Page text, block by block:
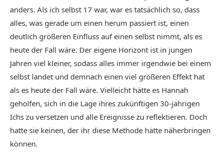
anders. Als ich selbst 17 war, war es tatsächlich so, dass
alles, was gerade um einen herum passiert ist, einen
deutlich größeren Einfluss auf einen selbst nimmt, als es
heute der Fall wäre. Der eigene Horizont ist in jungen
Jahren viel kleiner, sodass alles immer irgendwie bei einem
selbst landet und demnach einen viel größeren Effekt hat
als es heute der Fall wäre. Vielleicht hätte es Hannah
geholfen, sich in die Lage ihres zukünftigen 30-jährigen
Ichs zu versetzen und alle Ereignisse zu reflektieren. Doch
hatte sie keinen, der ihr diese Methode hätte näherbringen
können.